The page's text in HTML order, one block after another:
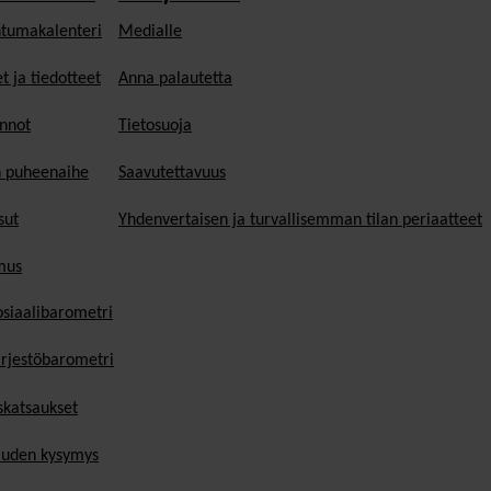
ja tiedotteet
puheenaihe
kysymys
Medialle
Anna palautetta
Tietosuoja
Saavutettavuus
Yhdenvertaisen ja turvallisemman tilan periaatteet